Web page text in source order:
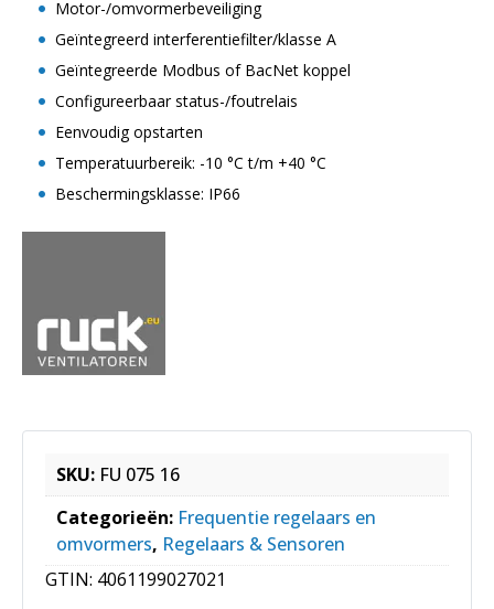
Motor-/omvormerbeveiliging
Geïntegreerd interferentiefilter/klasse A
Geïntegreerde Modbus of BacNet koppel
Configureerbaar status-/foutrelais
Eenvoudig opstarten
Temperatuurbereik: -10 °C t/m +40 °C
Beschermingsklasse: IP66
SKU: FU 075 16
Categorieën: Frequentie regelaars en
omvormers, Regelaars & Sensoren
GTIN: 4061199027021